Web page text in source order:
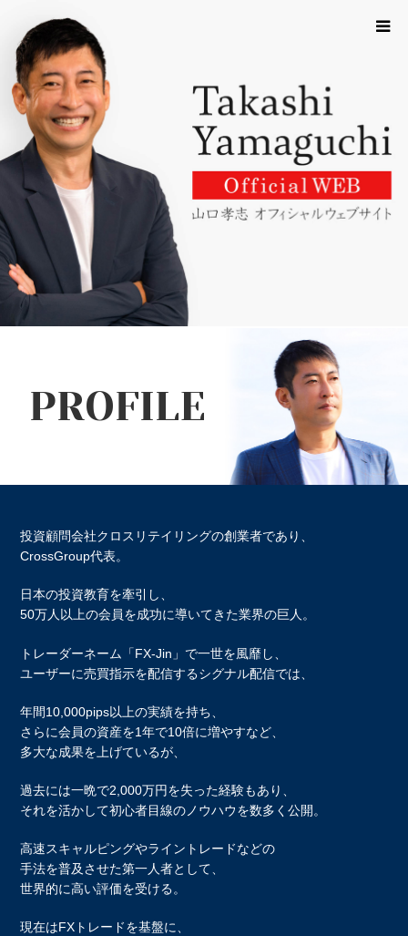
PROFILE
投資顧問会社クロスリテイリングの創業者であり、
CrossGroup代表。
日本の投資教育を牽引し、
50万人以上の会員を成功に導いてきた業界の巨人。
トレーダーネーム「FX-Jin」で一世を風靡し、
ユーザーに売買指示を配信するシグナル配信では、
年間10,000pips以上の実績を持ち、
さらに会員の資産を1年で10倍に増やすなど、
多大な成果を上げているが、
過去には一晩で2,000万円を失った経験もあり、
それを活かして初心者目線のノウハウを数多く公開。
高速スキャルピングやライントレードなどの
手法を普及させた第一人者として、
世界的に高い評価を受ける。
現在はFXトレードを基盤に、
HOME
PROFILE
SCA
MEDIA
CONTACT